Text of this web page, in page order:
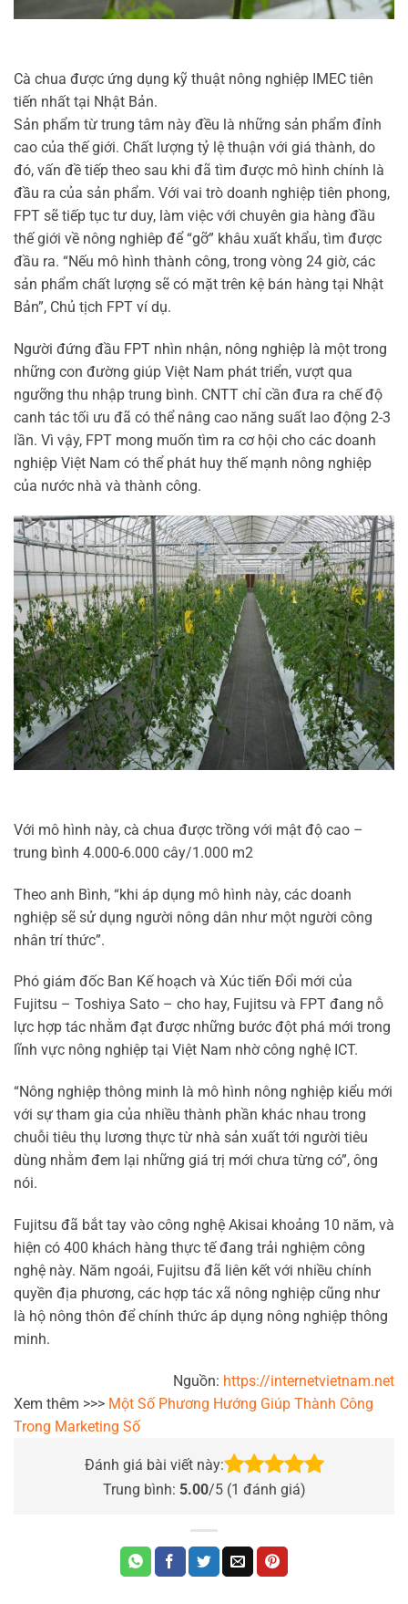
Cà chua được ứng dụng kỹ thuật nông nghiệp IMEC tiên
tiến nhất tại Nhật Bản.
Sản phẩm từ trung tâm này đều là những sản phẩm đỉnh
cao của thế giới. Chất lượng tỷ lệ thuận với giá thành, do
đó, vấn đề tiếp theo sau khi đã tìm được mô hình chính là
đầu ra của sản phẩm. Với vai trò doanh nghiệp tiên phong,
FPT sẽ tiếp tục tư duy, làm việc với chuyên gia hàng đầu
thế giới về nông nghiêp để “gỡ” khâu xuất khẩu, tìm được
đầu ra. “Nếu mô hình thành công, trong vòng 24 giờ, các
sản phẩm chất lượng sẽ có mặt trên kệ bán hàng tại Nhật
Bản”, Chủ tịch FPT ví dụ.
Người đứng đầu FPT nhìn nhận, nông nghiệp là một trong
những con đường giúp Việt Nam phát triển, vượt qua
ngưỡng thu nhập trung bình. CNTT chỉ cần đưa ra chế độ
canh tác tối ưu đã có thể nâng cao năng suất lao động 2-3
lần. Vì vậy, FPT mong muốn tìm ra cơ hội cho các doanh
nghiệp Việt Nam có thể phát huy thế mạnh nông nghiệp
của nước nhà và thành công.
Với mô hình này, cà chua được trồng với mật độ cao –
trung bình 4.000-6.000 cây/1.000 m2
Theo anh Bình, “khi áp dụng mô hình này, các doanh
nghiệp sẽ sử dụng người nông dân như một người công
nhân trí thức”.
Phó giám đốc Ban Kế hoạch và Xúc tiến Đổi mới của
Fujitsu – Toshiya Sato – cho hay, Fujitsu và FPT đang nỗ
lực hợp tác nhằm đạt được những bước đột phá mới trong
lĩnh vực nông nghiệp tại Việt Nam nhờ công nghệ ICT.
“Nông nghiệp thông minh là mô hình nông nghiệp kiểu mới
với sự tham gia của nhiều thành phần khác nhau trong
chuỗi tiêu thụ lương thực từ nhà sản xuất tới người tiêu
dùng nhằm đem lại những giá trị mới chưa từng có”, ông
nói.
Fujitsu đã bắt tay vào công nghệ Akisai khoảng 10 năm, và
hiện có 400 khách hàng thực tế đang trải nghiệm công
nghệ này. Năm ngoái, Fujitsu đã liên kết với nhiều chính
quyền địa phương, các hợp tác xã nông nghiệp cũng như
là hộ nông thôn để chính thức áp dụng nông nghiệp thông
minh.
Nguồn: https://internetvietnam.net
Xem thêm >>> Một Số Phương Hướng Giúp Thành Công
Trong Marketing Số
Đánh giá bài viết này:
Trung bình: 5.00/5 (1 đánh giá)